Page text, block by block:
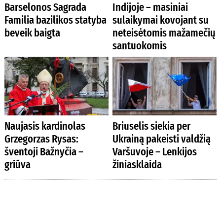
Barselonos Sagrada
Familia bazilikos statyba
beveik baigta
Indijoje – masiniai
sulaikymai kovojant su
neteisėtomis mažamečių
santuokomis
Naujasis kardinolas
Grzegorzas Rysas:
šventoji Bažnyčia –
griūva
Briuselis siekia per
Ukrainą pakeisti valdžią
Varšuvoje – Lenkijos
žiniasklaida